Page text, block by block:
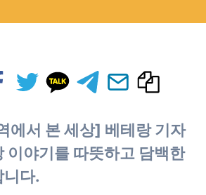
에서 본 세상] 베테랑 기자
이야기를 따뜻하고 담백한
니다.